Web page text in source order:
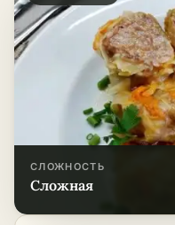
СЛОЖНОСТЬ
сложная